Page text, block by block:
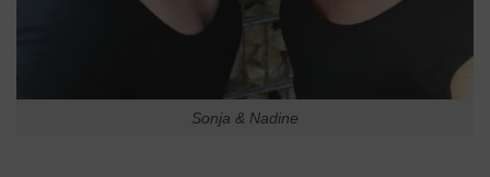
Sonja & Nadine